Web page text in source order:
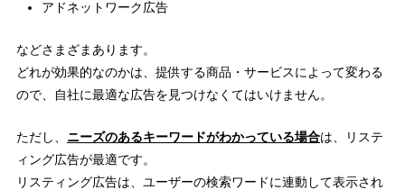
アドネットワーク広告
などさまざまあります。
どれが効果的なのかは、提供する商品・サービスによって変わる
ので、自社に最適な広告を見つけなくてはいけません。
ただし、 ニーズのあるキーワードがわかっている場合は、リステ
ィング広告が最適です。
リスティング広告は、ユーザーの検索ワードに連動して表示され